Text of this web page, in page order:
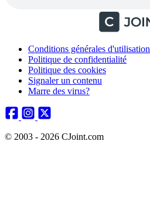
Conditions générales d'utilisation
Politique de confidentialité
Politique des cookies
Signaler un contenu
Marre des virus?
© 2003 - 2026 CJoint.com